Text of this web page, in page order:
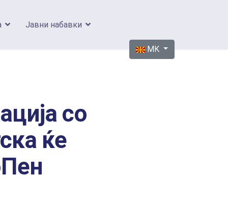
Јавни набавки
Изберете го вашиот јазик
MK
со
ќе